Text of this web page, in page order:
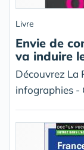
Livre
Envie de
va induire
Découvrez La
infographies -